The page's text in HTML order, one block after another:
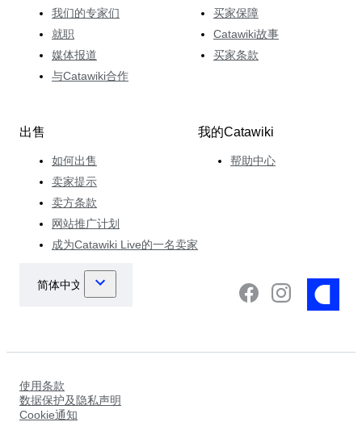
我们的专家们
就职
媒体报道
与Catawiki合作
买家保障
Catawiki故事
买家条款
出售
如何出售
卖家提示
卖方条款
网站推广计划
成为Catawiki Live的一名卖家
我的Catawiki
帮助中心
使用条款
数据保护及隐私声明
Cookie通知